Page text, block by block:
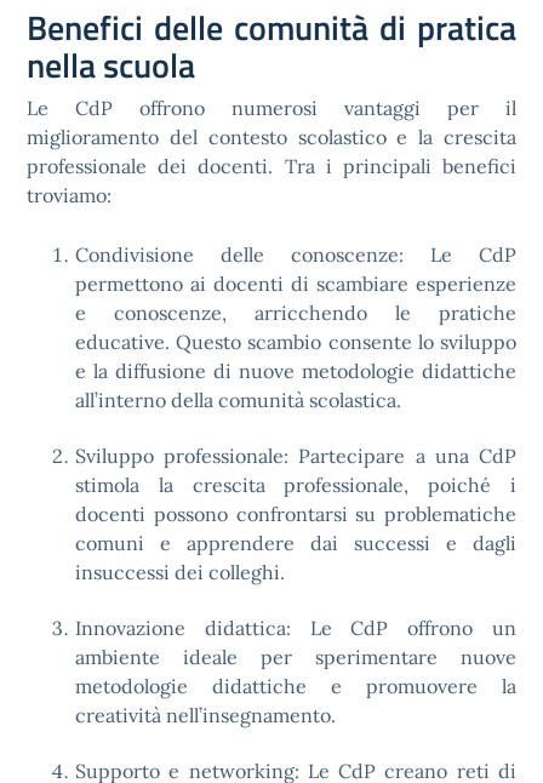
Benefici delle comunità di pratica
nella scuola
Le CdP offrono numerosi vantaggi per il
miglioramento del contesto scolastico e la crescita
professionale dei docenti. Tra i principali benefici
troviamo:
Condivisione delle conoscenze: Le CdP
permettono ai docenti di scambiare esperienze
e conoscenze, arricchendo le pratiche
educative. Questo scambio consente lo sviluppo
e la diffusione di nuove metodologie didattiche
all’interno della comunità scolastica.
Sviluppo professionale: Partecipare a una CdP
stimola la crescita professionale, poiché i
docenti possono confrontarsi su problematiche
comuni e apprendere dai successi e dagli
insuccessi dei colleghi.
Innovazione didattica: Le CdP offrono un
ambiente ideale per sperimentare nuove
metodologie didattiche e promuovere la
creatività nell’insegnamento.
Supporto e networking: Le CdP creano reti di